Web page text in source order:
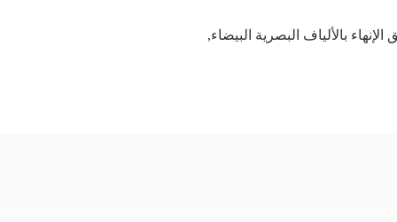
بالألياف البصرية البيضاء,